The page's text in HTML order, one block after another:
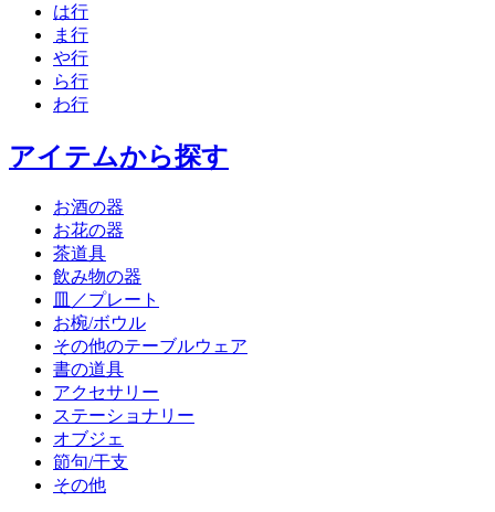
は行
ま行
や行
ら行
わ行
アイテムから探す
お酒の器
お花の器
茶道具
飲み物の器
皿／プレート
お椀/ボウル
その他のテーブルウェア
書の道具
アクセサリー
ステーショナリー
オブジェ
節句/干支
その他